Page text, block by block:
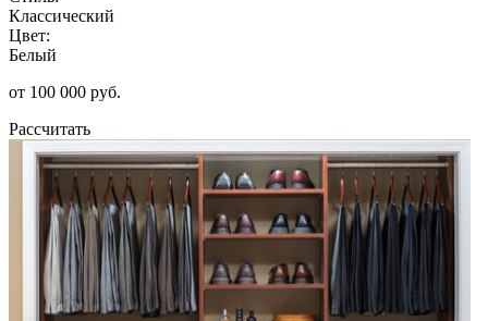
Классический
Цвет:
Белый
от 100 000 руб.
Рассчитать